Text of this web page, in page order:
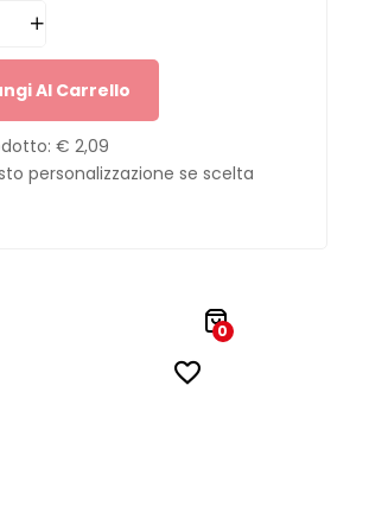
Al Carrello
€ 2,09
personalizzazione se scelta
0